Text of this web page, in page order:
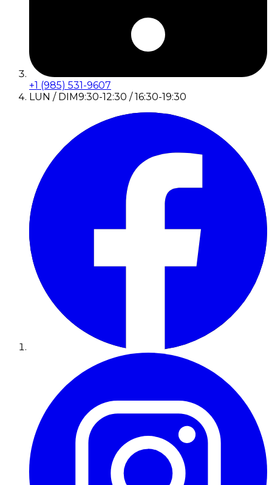
+1 (985) 531-9607
LUN / DIM9:30-12:30 / 16:30-19:30